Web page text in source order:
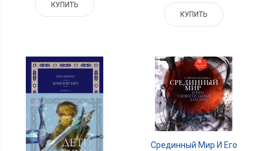
КУПИТЬ
КУПИТЬ
Срединный Мир И Его